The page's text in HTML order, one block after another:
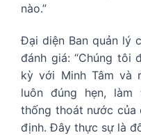
nào.”
Đại diện Ban quản lý
đánh giá: “Chúng
kỳ với Minh Tâm và
luôn đúng hẹn, làm
thống thoát nước của
định. Đây thực sự là